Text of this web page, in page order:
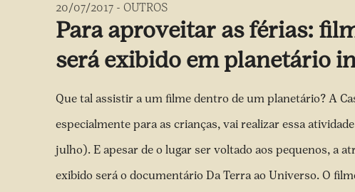
20/07/2017 - OUTROS
Para aproveitar as férias:
será exibido em planetário
Que tal assistir a um filme dentro de um planetário? A
especialmente para as crianças, vai realizar essa
julho). E apesar de o lugar ser voltado aos pequenos, a
exibido será o documentário Da Terra ao Universo. O